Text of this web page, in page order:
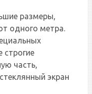
размеры,
одного метра.
строгие
часть,
экран